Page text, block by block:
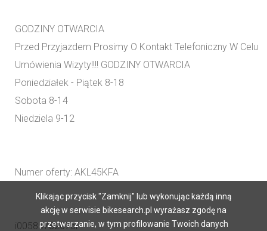
GODZINY OTWARCIA
Przed Przyjazdem Prosimy O Kontakt Telefoniczny W Celu
Umówienia Wizyty!!!! GODZINY OTWARCIA
Poniedziałek - Piątek 8-18
Sobota 8-14
Niedziela 9-12
Numer oferty: AKL45KFA
i00585782076i
Klikając przycisk "Zamknij" lub wykonując każdą inną
akcję w serwisie bikesearch.pl wyrażasz zgodę na
przetwarzanie, w tym profilowanie Twoich danych